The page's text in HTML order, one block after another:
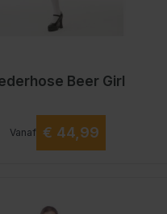
Beer Girl
Vanaf Vanaf
€ 44,99